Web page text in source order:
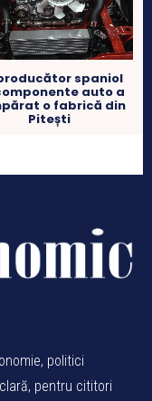
spaniol
auto a
o fabrică din
Pitești
politici
pentru cititori